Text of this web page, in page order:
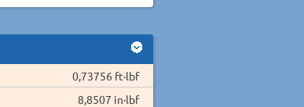
0,73756 ft·lbf
8,8507 in·lbf